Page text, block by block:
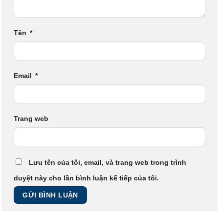
Tên *
Email *
Trang web
Lưu tên của tôi, email, và trang web trong trình
duyệt này cho lần bình luận kế tiếp của tôi.